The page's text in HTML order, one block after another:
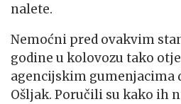
nalete.
Nemoćni pred ovakvim
godine u kolovozu tako
agencijskim gumenjacima
Ošljak. Poručili su kako ih